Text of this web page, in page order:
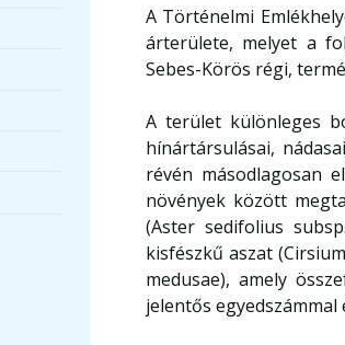
A Történelmi
árterülete, melyet a
Sebes-Körös régi,
A terület különleges
hínártársulásai,
révén másodlagosan
növények között
(Aster sedifolius
kisfészkű aszat
medusae), amely
jelentős egyedszámmal